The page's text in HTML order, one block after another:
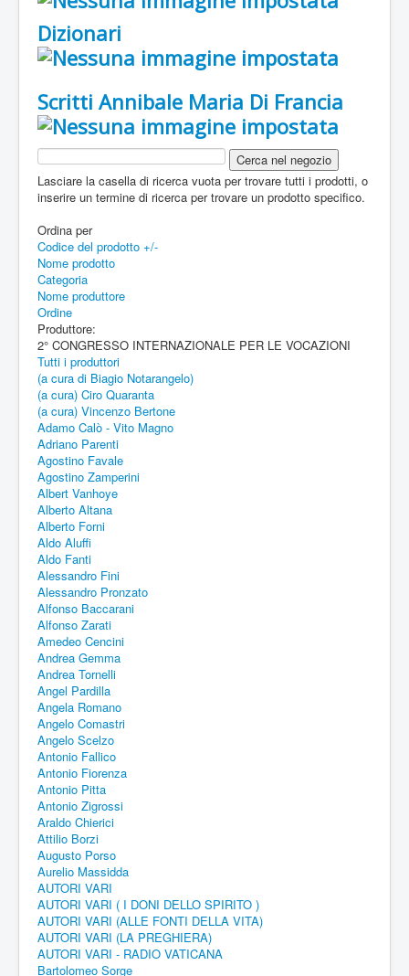
Dizionari
Scritti Annibale Maria Di Francia
Lasciare la casella di ricerca vuota per trovare tutti i prodotti, o
inserire un termine di ricerca per trovare un prodotto specifico.
Ordina per
Codice del prodotto +/-
Nome prodotto
Categoria
Nome produttore
Ordine
Produttore:
2° CONGRESSO INTERNAZIONALE PER LE VOCAZIONI
Tutti i produttori
(a cura di Biagio Notarangelo)
(a cura) Ciro Quaranta
(a cura) Vincenzo Bertone
Adamo Calò - Vito Magno
Adriano Parenti
Agostino Favale
Agostino Zamperini
Albert Vanhoye
Alberto Altana
Alberto Forni
Aldo Aluffi
Aldo Fanti
Alessandro Fini
Alessandro Pronzato
Alfonso Baccarani
Alfonso Zarati
Amedeo Cencini
Andrea Gemma
Andrea Tornelli
Angel Pardilla
Angela Romano
Angelo Comastri
Angelo Scelzo
Antonio Fallico
Antonio Fiorenza
Antonio Pitta
Antonio Zigrossi
Araldo Chierici
Attilio Borzi
Augusto Porso
Aurelio Massidda
AUTORI VARI
AUTORI VARI ( I DONI DELLO SPIRITO )
AUTORI VARI (ALLE FONTI DELLA VITA)
AUTORI VARI (LA PREGHIERA)
AUTORI VARI - RADIO VATICANA
Bartolomeo Sorge